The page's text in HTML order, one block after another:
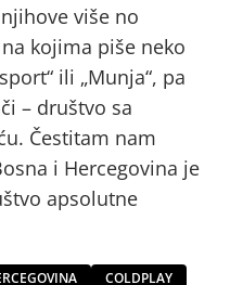
više no
kojima piše neko
ili „Munja“, pa
– društvo sa
Čestitam nam
i Hercegovina je
apsolutne
COLDPLAY